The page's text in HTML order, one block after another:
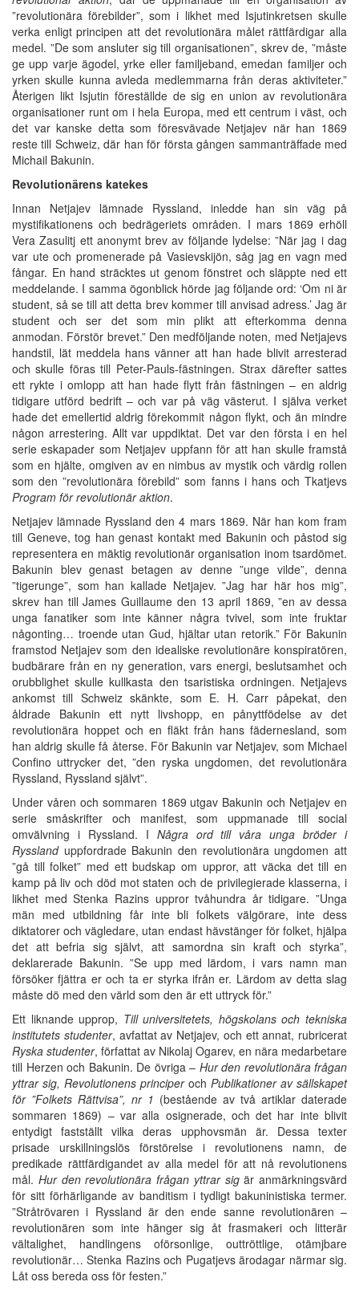
”revolutionära förebilder”, som i likhet med Isjutinkretsen skulle
verka enligt principen att det revolutionära målet rättfärdigar alla
medel. ”De som ansluter sig till organisationen”, skrev de, ”måste
ge upp varje ägodel, yrke eller familjeband, emedan familjer och
yrken skulle kunna avleda medlemmarna från deras aktiviteter.”
Återigen likt Isjutin föreställde de sig en union av revolutionära
organisationer runt om i hela Europa, med ett centrum i väst, och
det var kanske detta som föresvävade Netjajev när han 1869
reste till Schweiz, där han för första gången sammanträffade med
Michail Bakunin.
Revolutionärens katekes
Innan Netjajev lämnade Ryssland, inledde han sin väg på
mystifikationens och bedrägeriets områden. I mars 1869 erhöll
Vera Zasulitj ett anonymt brev av följande lydelse: ”När jag i dag
var ute och promenerade på Vasievskijön, såg jag en vagn med
fångar. En hand sträcktes ut genom fönstret och släppte ned ett
meddelande. I samma ögonblick hörde jag följande ord: ‘Om ni är
student, så se till att detta brev kommer till anvisad adress.’ Jag är
student och ser det som min plikt att efterkomma denna
anmodan. Förstör brevet.” Den medföljande noten, med Netjajevs
handstil, lät meddela hans vänner att han hade blivit arresterad
och skulle föras till Peter-Pauls-fästningen. Strax därefter sattes
ett rykte i omlopp att han hade flytt från fästningen – en aldrig
tidigare utförd bedrift – och var på väg västerut. I själva verket
hade det emellertid aldrig förekommit någon flykt, och än mindre
någon arrestering. Allt var uppdiktat. Det var den första i en hel
serie eskapader som Netjajev uppfann för att han skulle framstå
som en hjälte, omgiven av en nimbus av mystik och värdig rollen
som den ”revolutionära förebild” som fanns i hans och Tkatjevs
Program för revolutionär aktion.
Netjajev lämnade Ryssland den 4 mars 1869. När han kom fram
till Geneve, tog han genast kontakt med Bakunin och påstod sig
representera en mäktig revolutionär organisation inom tsardömet.
Bakunin blev genast betagen av denne ”unge vilde”, denna
”tigerunge”, som han kallade Netjajev. ”Jag har här hos mig”,
skrev han till James Guillaume den 13 april 1869, ”en av dessa
unga fanatiker som inte känner några tvivel, som inte fruktar
någonting… troende utan Gud, hjältar utan retorik.” För Bakunin
framstod Netjajev som den idealiske revolutionäre konspiratören,
budbärare från en ny generation, vars energi, beslutsamhet och
orubblighet skulle kullkasta den tsaristiska ordningen. Netjajevs
ankomst till Schweiz skänkte, som E. H. Carr påpekat, den
åldrade Bakunin ett nytt livshopp, en pånyttfödelse av det
revolutionära hoppet och en fläkt från hans fädernesland, som
han aldrig skulle få återse. För Bakunin var Netjajev, som Michael
Confino uttrycker det, ”den ryska ungdomen, det revolutionära
Ryssland, Ryssland självt”.
Under våren och sommaren 1869 utgav Bakunin och Netjajev en
serie småskrifter och manifest, som uppmanade till social
omvälvning i Ryssland. I Några ord till våra unga bröder i
Rysslanduppfordrade Bakunin den revolutionära ungdomen att
”gå till folket” med ett budskap om uppror, att väcka det till en
kamp på liv och död mot staten och de privilegierade klasserna, i
likhet med Stenka Razins uppror tvåhundra år tidigare. ”Unga
män med utbildning får inte bli folkets välgörare, inte dess
diktatorer och vägledare, utan endast hävstänger för folket, hjälpa
det att befria sig självt, att samordna sin kraft och styrka”,
deklarerade Bakunin. ”Se upp med lärdom, i vars namn man
försöker fjättra er och ta er styrka ifrån er. Lärdom av detta slag
måste dö med den värld som den är ett uttryck för.”
Ett liknande upprop, Till universitetets, högskolans och tekniska
institutets studenter, avfattat av Netjajev, och ett annat, rubricerat
Ryska studenter, författat av Nikolaj Ogarev, en nära medarbetare
till Herzen och Bakunin. De övriga – Hur den revolutionära frågan
yttrar sig, Revolutionens principeroch Publikationer av sällskapet
för ”Folkets Rättvisa”, nr 1 (bestående av två artiklar daterade
sommaren 1869) – var alla osignerade, och det har inte blivit
entydigt fastställt vilka deras upphovsmän är. Dessa texter
prisade urskillningslös förstörelse i revolutionens namn, de
predikade rättfärdigandet av alla medel för att nå revolutionens
mål. Hur den revolutionära frågan yttrar sigär anmärkningsvärd
för sitt förhärligande av banditism i tydligt bakuninistiska termer.
”Stråtrövaren i Ryssland är den ende sanne revolutionären –
revolutionären som inte hänger sig åt frasmakeri och litterär
vältalighet, handlingens oförsonlige, outtröttlige, otämjbare
revolutionär… Stenka Razins och Pugatjevs ärodagar närmar sig.
Låt oss bereda oss för festen.”